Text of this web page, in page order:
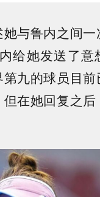
与鲁内之间
给她发送了意
九的球员目前
在她回复之后